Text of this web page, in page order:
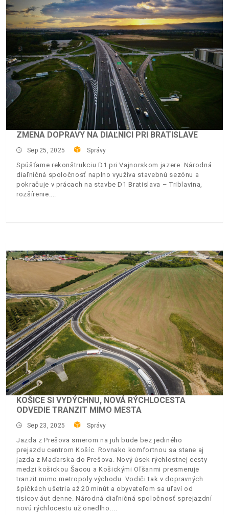
ZMENA DOPRAVY NA DIAĽNICI PRI BRATISLAVE
Sep 25, 2025 Správy
Spúšťame rekonštrukciu D1 pri Vajnorskom jazere. Národná
diaľničná spoločnosť naplno využíva stavebnú sezónu a
pokračuje v prácach na stavbe D1 Bratislava – Triblavina,
rozšírenie.
KOŠICE SI VYDÝCHNU, NOVÁ RÝCHLOCESTA
ODVEDIE TRANZIT MIMO MESTA
Sep 23, 2025 Správy
Jazda z Prešova smerom na juh bude bez jediného
prejazdu centrom Košíc. Rovnako komfortnou sa stane aj
jazda z Maďarska do Prešova. Nový úsek rýchlostnej cesty
medzi košickou Šacou a Košickými Oľšanmi presmeruje
tranzit mimo metropoly východu. Vodiči tak v dopravných
špičkách ušetria až 20 minút a obyvateľom sa uľaví od
tisícov áut denne. Národná diaľničná spoločnosť sprejazdní
novú rýchlocestu už onedlho.